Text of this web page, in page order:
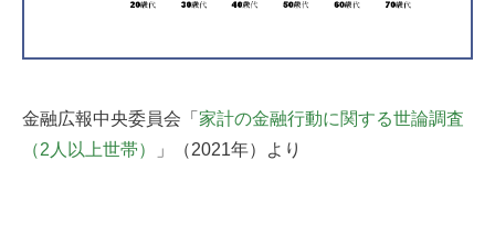
金融広報中央委員会「 家計の金融行動に関する世論調査
（2人以上世帯）
」（2021年）より